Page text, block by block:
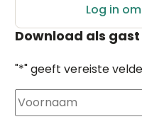
Log in
Download als gast
"*" geeft vereiste
Naam*